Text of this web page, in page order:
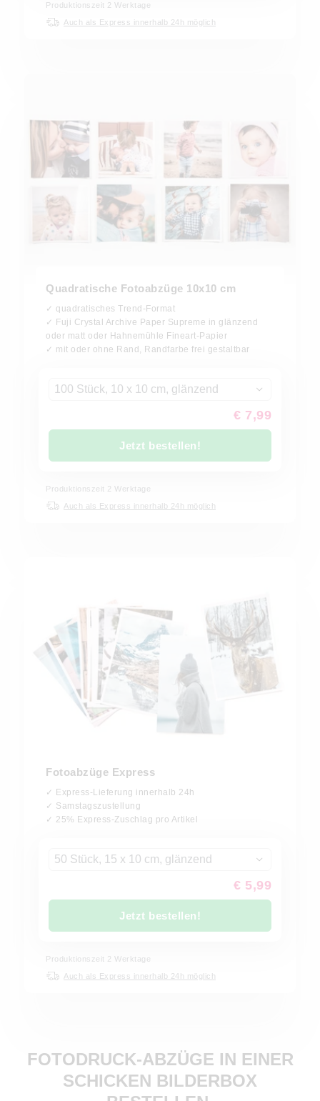
Produktionszeit 2 Werktage
Auch als Express innerhalb 24h möglich
Quadratische Fotoabzüge 10x10 cm
✓ quadratisches Trend-Format
✓ Fuji Crystal Archive Paper Supreme in glänzend
oder matt oder Hahnemühle Fineart-Papier
✓ mit oder ohne Rand, Randfarbe frei gestaltbar
100 Stück, 10 x 10 cm, glänzend
€ 7,99
Jetzt bestellen!
Produktionszeit 2 Werktage
Auch als Express innerhalb 24h möglich
Fotoabzüge Express
✓ Express-Lieferung innerhalb 24h
✓ Samstagszustellung
✓ 25% Express-Zuschlag pro Artikel
50 Stück, 15 x 10 cm, glänzend
€ 5,99
Jetzt bestellen!
Produktionszeit 2 Werktage
Auch als Express innerhalb 24h möglich
FOTODRUCK-ABZÜGE IN EINER
SCHICKEN BILDERBOX